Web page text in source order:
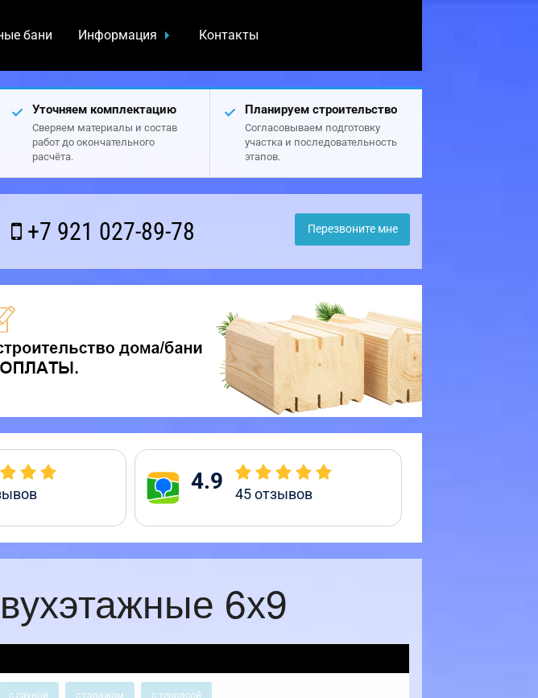
бани Информация Контакты
Уточняем комплектацию
Сверяем материалы и состав
работ до окончательного
расчёта.
Планируем строительство
Согласовываем подготовку
участка и последовательность
этапов.
+7 921 027-89-78 Перезвоните мне
4.9 45отзывов
6х9
с сауной с гаражом с террасой